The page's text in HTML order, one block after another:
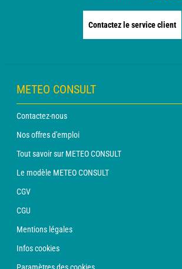
Contactez le service client
METEO CONSULT
Contactez-nous
Nos offres d'emploi
Tout savoir sur METEO CONSULT
Le modèle METEO CONSULT
CGV
CGU
Mentions légales
Infos cookies
Paramètres des cookies